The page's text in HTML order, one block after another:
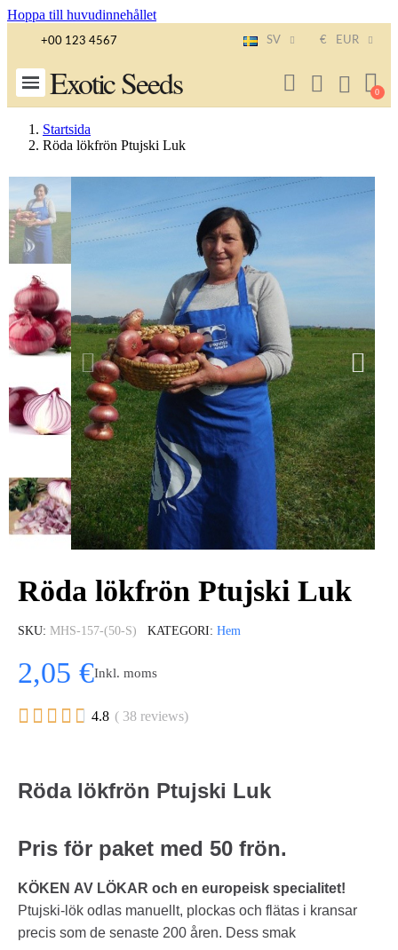
Hoppa till huvudinnehållet
+00 123 4567 SV € EUR
Exotic Seeds
Startsida
Röda lökfrön Ptujski Luk
Röda lökfrön Ptujski Luk
SKU MHS-157-(50-S) KATEGORI Hem
2,05 €Inkl. moms
     4.8 ( 38 reviews)
Röda lökfrön Ptujski Luk
Pris för paket med 50 frön.
KÖKEN AV LÖKAR och en europeisk specialitet!
Ptujski-lök odlas manuellt, plockas och flätas i kransar
precis som de senaste 200 åren. Dess smak